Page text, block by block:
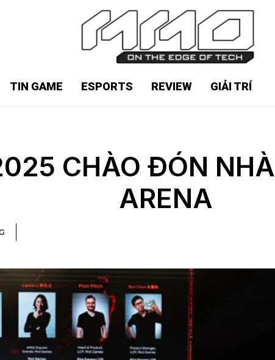
TIN GAME ESPORTS REVIEW GIẢI TRÍ
CHÀO ĐÓN
ARENA